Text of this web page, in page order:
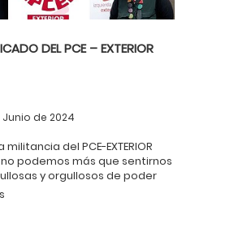
DEL PCE – EXTERIOR
Junio de 2024
militancia del PCE-EXTERIOR
podemos más que sentirnos
y orgullosos de poder
con ella.